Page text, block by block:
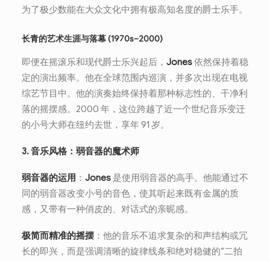
为了极少数能在大众文化中拥有极高知名度的爵士乐手。
长青的艺术生涯与落幕 (1970s–2000)
即便在摇滚乐和现代爵士乐兴起后， Jones依然保持着稳
定的演出频率。他在全球范围内巡演，并多次出现在电视
综艺节目中。他的演奏始终保持着那种标志性的、干净利
落的摇摆感。2000 年，这位跨越了近一个世纪音乐变迁
的小号大师在纽约去世，享年 91 岁。
3. 音乐风格：弱音器的魔术师
弱音器的运用 ： Jones 是使用弱音器的高手。他能通过不
同的弱音器改变小号的音色，使其听起来既有金属的质
感，又带有一种俏皮的、对话式的亲昵感。
极简而精准的摇摆 ：他的音乐不追求复杂的和声结构或冗
长的即兴，而是强调清晰的旋律线条和绝对稳健的“二拍